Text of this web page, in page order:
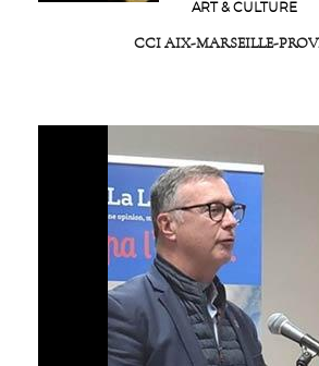
ART & CULTURE
CCI AIX-MARSEILLE-